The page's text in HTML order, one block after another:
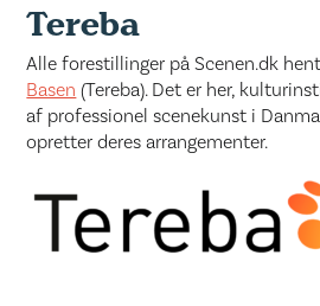
Tereba
Alle forestillinger på Scenen.dk
Basen (Tereba). Det er her,
af professionel scenekunst i
opretter deres arrangementer.